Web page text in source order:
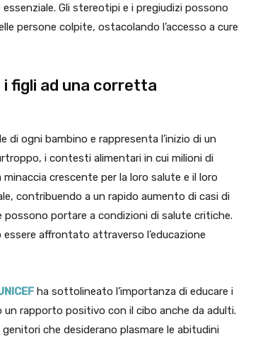
Gli stereotipi e i pregiudizi possono
persone colpite, ostacolando l’accesso a cure
i figli ad una corretta
ogni bambino e rappresenta l’inizio di un
i contesti alimentari in cui milioni di
crescente per la loro salute e il loro
contribuendo a un rapido aumento di casi di
portare a condizioni di salute critiche.
affrontato attraverso l’educazione
ha sottolineato l’importanza di educare i
rapporto positivo con il cibo anche da adulti.
che desiderano plasmare le abitudini